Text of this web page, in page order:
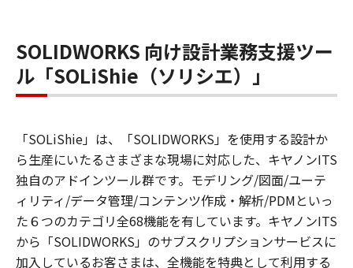
SOLIDWORKS 向け設計業務支援ツー
ル「SOLiShie（ソリシエ）」
「SOLiShie」は、「SOLIDWORKS」を使用する設計か
ら生産にいたるさまざまな現場に対応した、キヤノンITS
独自のアドインツール群です。モデリング/図面/ユーテ
ィリティ/データ管理/コンテンツ作成・解析/PDMといっ
た６つのカテゴリ全68機能を有しています。キヤノンITS
から「SOLIDWORKS」のサブスクリプションサービスに
加入しているお客さまは、全機能を特典として利用する